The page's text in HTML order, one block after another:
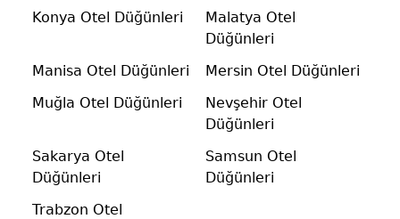
Konya Otel Düğünleri
Malatya Otel
Düğünleri
Manisa Otel Düğünleri
Mersin Otel Düğünleri
Muğla Otel Düğünleri
Nevşehir Otel
Düğünleri
Sakarya Otel
Düğünleri
Samsun Otel
Düğünleri
Trabzon Otel